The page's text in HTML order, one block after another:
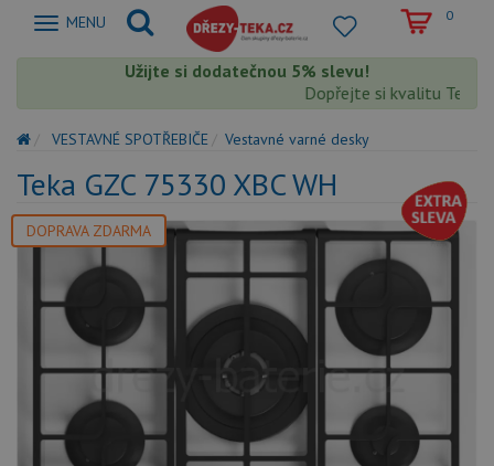
Zobrazit
MENU 0
Užijte si dodatečnou 5% slevu!
Dopřejte si kvalitu Teka
VESTAVNÉ SPOTŘEBIČE Vestavné varné desky
Teka GZC 75330 XBC WH
DOPRAVA ZDARMA